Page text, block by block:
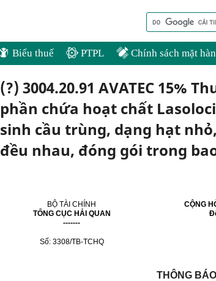
Biểu thuế PTPL Chính sách mặt
(?) 3004.20.91 AVATEC 15%
phần chứa hoạt chất
sinh cầu trùng, dạng hạt
đều nhau, đóng gói trong
BỘ TÀI CHÍNH
TỔNG CỤC HẢI QUAN
-------
CỘNG
Số: 3308/TB-TCHQ
THÔNG BÁO